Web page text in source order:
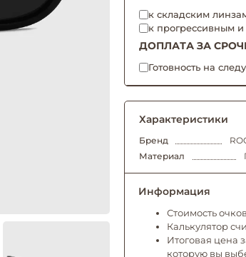
к складским
к прогрессивным
ДОПЛАТА ЗА
Готовность на
Характеристики
Бренд
Материал
Информация
Стоимость
Калькулятор
Итоговая цена
которую вы